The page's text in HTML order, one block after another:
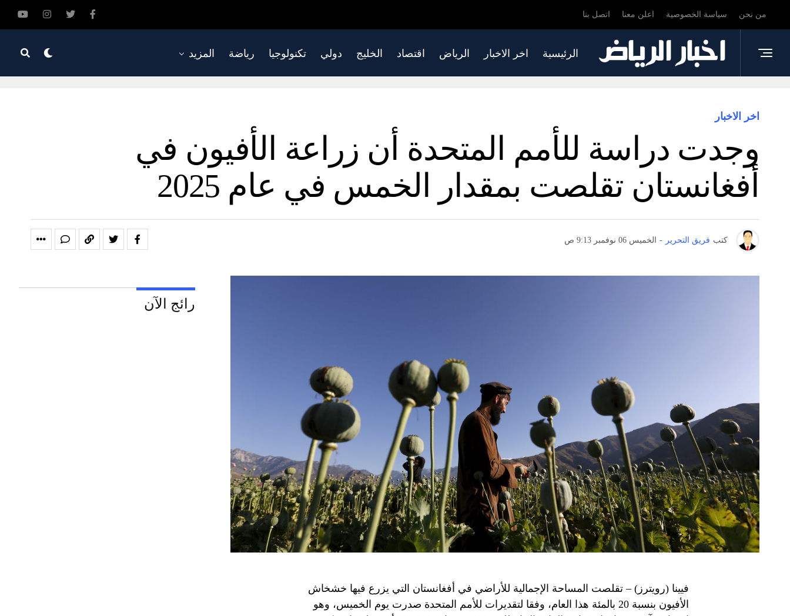
من نحن سياسة الخصوصية اعلن معنا اتصل بنا
الرئيسية اخر الاخبار الرياض اقتصاد الخليج دولي تكنولوجيا رياضة المزيد
اخر الاخبار
وجدت دراسة للأمم المتحدة أن زراعة الأفيون في
أفغانستان تقلصت بمقدار الخمس في عام 2025
كتب فريق التحرير - الخميس 06 نوفمبر 9:13 ص
فيينا (رويترز) – تقلصت المساحة الإجمالية للأراضي في أفغانستان التي يزرع فيها خشخاش
الأفيون بنسبة 20 بالمئة هذا العام، وفقا لتقديرات للأمم المتحدة صدرت يوم الخميس، وهو
رائج الآن